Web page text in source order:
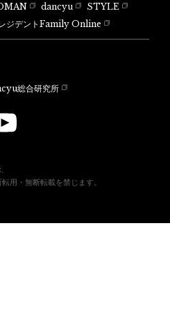
dancyu
STYLE
ジデントFamily Online
総合研究所
用・無断転載を禁じます。